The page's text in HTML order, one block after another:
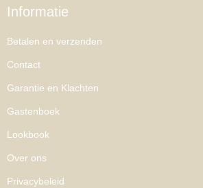
Informatie
Betalen en verzenden
Contact
Garantie en Klachten
Gastenboek
Lookbook
Over ons
Privacybeleid